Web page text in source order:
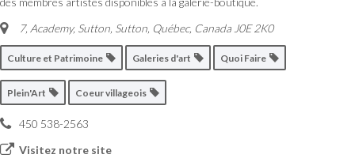
7, Academy, Sutton Sutton, Québec, Canada J0E 2K0
Culture et Patrimoine Galeries d'art Quoi Faire
Plein'Art Coeur villageois
450 538-2563
Visitez notre site